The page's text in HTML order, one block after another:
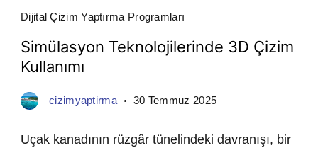
Dijital Çizim Yaptırma Programları
Simülasyon Teknolojilerinde 3D Çizim
Kullanımı
cizimyaptirma 30 Temmuz 2025
Uçak kanadının rüzgâr tünelindeki davranışı, bir